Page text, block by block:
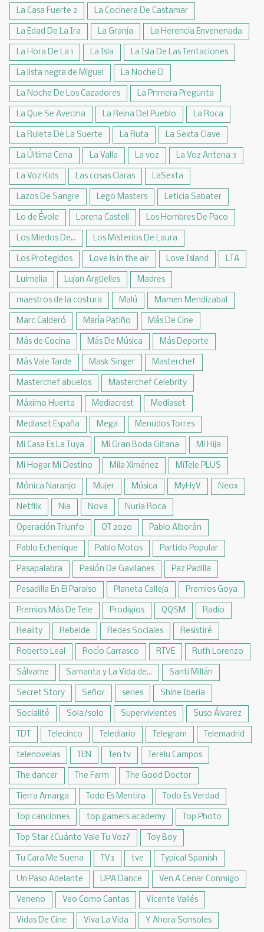
La Casa Fuerte 2 La Cocinera De Castamar
La Edad De La Ira La Granja La Herencia Envenenada
La Hora De La 1 La Isla La Isla De Las Tentaciones
La lista negra de Miguel La Noche D
La Noche De Los Cazadores La Pr1mera Pregunta
La Que Se Avecina La Reina Del Pueblo La Roca
La Ruleta De La Suerte La Ruta La Sexta Clave
La Última Cena La Valla La voz La Voz Antena 3
La Voz Kids Las cosas Claras LaSexta
Lazos De Sangre Lego Masters Leticia Sabater
Lo de Évole Lorena Castell Los Hombres De Paco
Los Miedos De... Los Misterios De Laura
Los Protegidos Love is in the air Love Island LTA
Luimelia Lujan Argüelles Madres
maestros de la costura Malú Mamen Mendizabal
Marc Calderó María Patiño Más De Cine
Más de Cocina Más De Música Más Deporte
Más Vale Tarde Mask Singer Masterchef
Masterchef abuelos Masterchef Celebrity
Máximo Huerta Mediacrest Mediaset
Mediaset España Mega Menudos Torres
Mi Casa Es La Tuya Mi Gran Boda Gitana Mi Hija
Mi Hogar Mi Destino Mila Ximénez MiTele PLUS
Mónica Naranjo Mujer Música MyHyV Neox
Netflix Nia Nova Nuria Roca
Operación Triunfo OT 2020 Pablo Alborán
Pablo Echenique Pablo Motos Partido Popular
Pasapalabra Pasión De Gavilanes Paz Padilla
Pesadilla En El Paraiso Planeta Calleja Premios Goya
Premios Más De Tele Prodigios QQSM Radio
Reality Rebelde Redes Sociales Resistiré
Roberto Leal Rocío Carrasco RTVE Ruth Lorenzo
Sálvame Samanta y La Vida de... Santi Millán
Secret Story Señor series Shine Iberia
Socialité Sola/solo Supervivientes Suso Álvarez
TDT Telecinco Telediario Telegram Telemadrid
telenovelas TEN Ten tv Terelu Campos
The dancer The Farm The Good Doctor
Tierra Amarga Todo Es Mentira Todo Es Verdad
Top canciones top gamers academy Top Photo
Top Star ¿Cuánto Vale Tu Voz? Toy Boy
Tu Cara Me Suena TV3 tve Typical Spanish
Un Paso Adelante UPA Dance Ven A Cenar Conmigo
Veneno Veo Como Cantas Vicente Vallés
Vidas De Cine Viva La Vida Y Ahora Sonsoles